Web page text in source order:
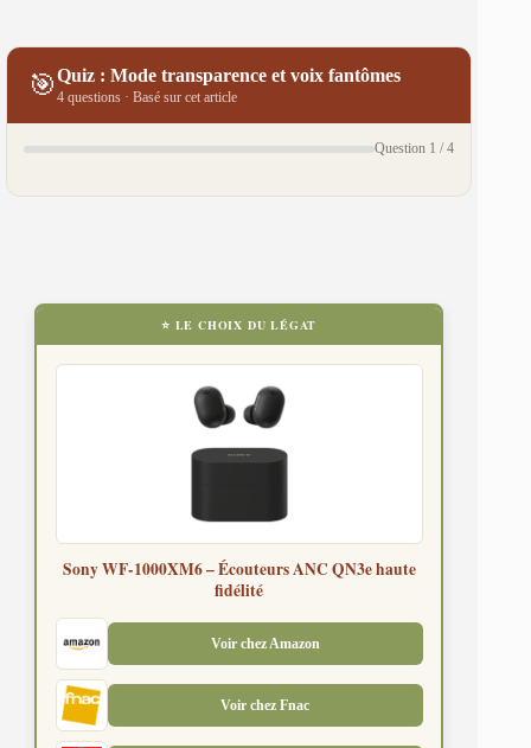
🎯Quiz : Mode transparence et voix fantômes
4 questions · Basé sur cet article
Question 1 / 4
⭐ LE CHOIX DU LÉGAT
Sony WF-1000XM6 – Écouteurs ANC QN3e haute
fidélité
Voir chez Amazon
Voir chez Fnac